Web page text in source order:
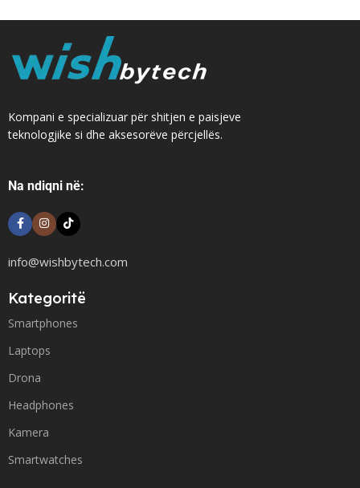
Kompani e specializuar për shitjen e paisjeve
teknologjike si dhe aksesorëve përcjellës.
Na ndiqni në:
info@wishbytech.com
Kategoritë
Smartphones
Laptops
Drona
Headphones
Kamera
Smartwatches